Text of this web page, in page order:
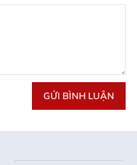
GỬI BÌNH LUẬN